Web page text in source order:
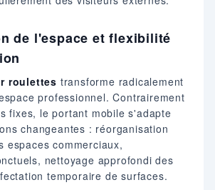
de l'espace et flexibilité
roulettes transforme radicalement
professionnel. Contrairement
fixes, le portant mobile s'adapte
changeantes : réorganisation
espaces commerciaux,
nettoyage approfondi des
temporaire de surfaces.